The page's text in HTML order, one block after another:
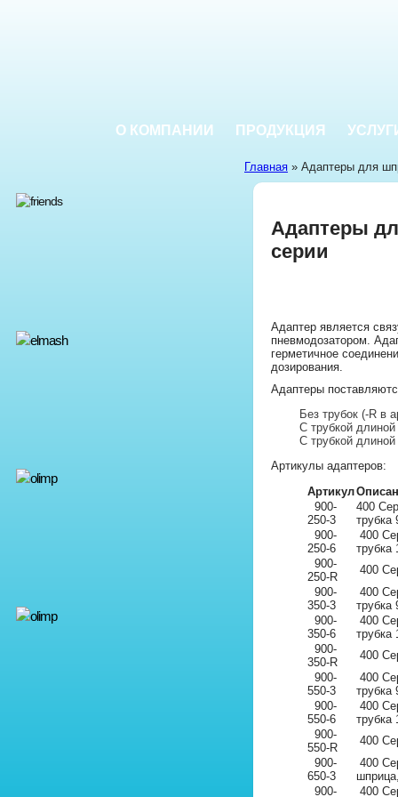
О КОМПАНИИ ПРОДУКЦИЯ
Главная » Адаптеры для
Адаптеры
серии
Адаптер является
пневмодозатором.
герметичное
дозирования.
Адаптеры
Без трубок (-R в
С трубкой
С трубкой
Артикулы адаптеров:
Артикул
900-
250-3
400
трубка
900-
250-6
400
трубка
900-
250-R
400
900-
350-3
400
трубка
900-
350-6
400
трубка
900-
350-R
400
900-
550-3
400
трубка
900-
550-6
400
трубка
900-
550-R
400
900-
650-3
400
900-
400